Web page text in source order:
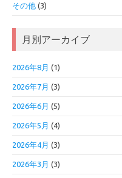
その他 (3)
月別アーカイブ
2026年8月 (1)
2026年7月 (3)
2026年6月 (5)
2026年5月 (4)
2026年4月 (3)
2026年3月 (3)